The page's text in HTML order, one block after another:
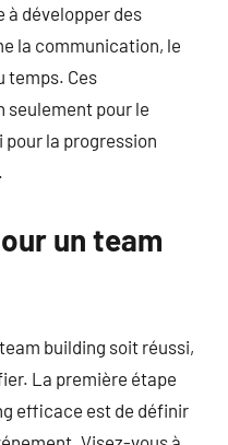
à développer des
la communication, le
temps. Ces
seulement pour le
pour la progression
un team
building soit réussi,
La première étape
efficace est de définir